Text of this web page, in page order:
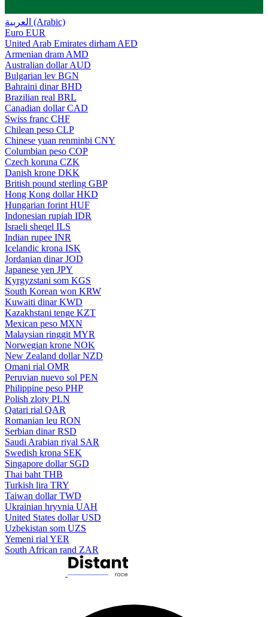
العربية (Arabic)
Euro EUR
United Arab Emirates dirham AED
Armenian dram AMD
Australian dollar AUD
Bulgarian lev BGN
Bahraini dinar BHD
Brazilian real BRL
Canadian dollar CAD
Swiss franc CHF
Chilean peso CLP
Chinese yuan renminbi CNY
Columbian peso COP
Czech koruna CZK
Danish krone DKK
British pound sterling GBP
Hong Kong dollar HKD
Hungarian forint HUF
Indonesian rupiah IDR
Israeli sheqel ILS
Indian rupee INR
Icelandic krona ISK
Jordanian dinar JOD
Japanese yen JPY
Kyrgyzstani som KGS
South Korean won KRW
Kuwaiti dinar KWD
Kazakhstani tenge KZT
Mexican peso MXN
Malaysian ringgit MYR
Norwegian krone NOK
New Zealand dollar NZD
Omani rial OMR
Peruvian nuevo sol PEN
Philippine peso PHP
Polish zloty PLN
Qatari rial QAR
Romanian leu RON
Serbian dinar RSD
Saudi Arabian riyal SAR
Swedish krona SEK
Singapore dollar SGD
Thai baht THB
Turkish lira TRY
Taiwan dollar TWD
Ukrainian hryvnia UAH
United States dollar USD
Uzbekistan som UZS
Yemeni rial YER
South African rand ZAR